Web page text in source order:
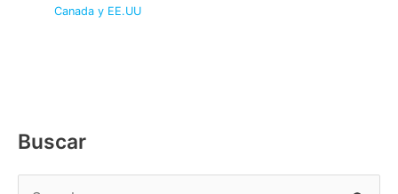
Canada y EE.UU
Buscar